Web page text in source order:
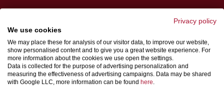
Impressum
Verkaufs-, Einkaufs- und Lieferbedingungen
Datenschutz
Hinweisgeberschutzgesetz
Privacy policy
We use cookies
We may place these for analysis of our visitor data, to improve our website,
show personalised content and to give you a great website experience. For
more information about the cookies we use open the settings.
Data is collected for the purpose of advertising personalization and
measuring the effectiveness of advertising campaigns. Data may be shared
with Google LLC, more information can be found here.